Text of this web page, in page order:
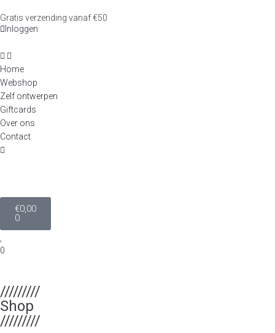
Gratis verzending vanaf €50
Inloggen
Home
Webshop
Zelf ontwerpen
Giftcards
Over ons
Contact
€0,00
0
0
/////////
Shop
/////////